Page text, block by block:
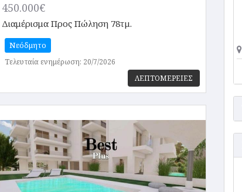
450.000€
Διαμέρισμα Προς Πώληση 78τμ.
Νεόδμητο
Τελευταία ενημέρωση: 20/7/2026
ΛΕΠΤΟΜΕΡΕΙΕΣ